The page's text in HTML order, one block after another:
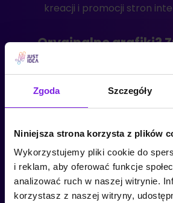
Zgoda Szczegóły
Niniejsza strona korzysta z plików
Wykorzystujemy pliki cookie do
i reklam, aby oferować funkcje
analizować ruch w naszej witrynie.
korzystasz z naszej witryny,
kreacji i promocji stron
Oryginalne grafiki?
Usługi projektowania witryn
oferujemy, nie ograniczają się
design oraz pociągające grafiki,
pozostają w pamięci odbiorców.
posiadamy zespół
i projektantów, którzy